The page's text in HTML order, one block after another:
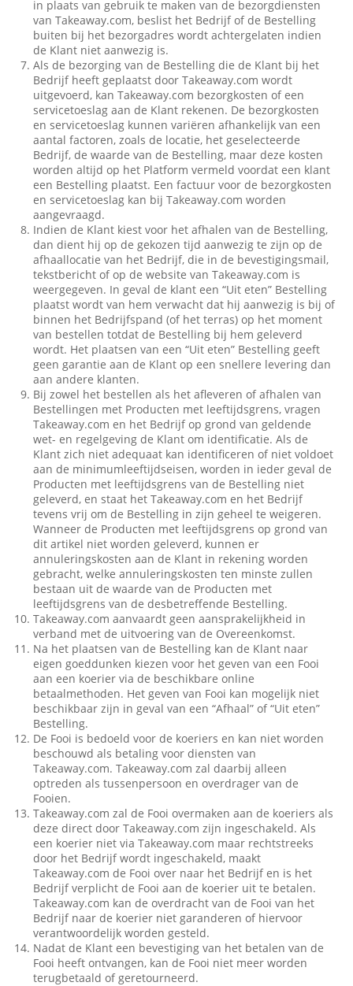
in plaats van gebruik te maken van de bezorgdiensten
van Takeaway.com, beslist het Bedrijf of de Bestelling
buiten bij het bezorgadres wordt achtergelaten indien
de Klant niet aanwezig is.
Als de bezorging van de Bestelling die de Klant bij het
Bedrijf heeft geplaatst door Takeaway.com wordt
uitgevoerd, kan Takeaway.com bezorgkosten of een
servicetoeslag aan de Klant rekenen. De bezorgkosten
en servicetoeslag kunnen variëren afhankelijk van een
aantal factoren, zoals de locatie, het geselecteerde
Bedrijf, de waarde van de Bestelling, maar deze kosten
worden altijd op het Platform vermeld voordat een klant
een Bestelling plaatst. Een factuur voor de bezorgkosten
en servicetoeslag kan bij Takeaway.com worden
aangevraagd.
Indien de Klant kiest voor het afhalen van de Bestelling,
dan dient hij op de gekozen tijd aanwezig te zijn op de
afhaallocatie van het Bedrijf, die in de bevestigingsmail,
tekstbericht of op de website van Takeaway.com is
weergegeven. In geval de klant een “Uit eten” Bestelling
plaatst wordt van hem verwacht dat hij aanwezig is bij of
binnen het Bedrijfspand (of het terras) op het moment
van bestellen totdat de Bestelling bij hem geleverd
wordt. Het plaatsen van een “Uit eten” Bestelling geeft
geen garantie aan de Klant op een snellere levering dan
aan andere klanten.
Bij zowel het bestellen als het afleveren of afhalen van
Bestellingen met Producten met leeftijdsgrens, vragen
Takeaway.com en het Bedrijf op grond van geldende
wet- en regelgeving de Klant om identificatie. Als de
Klant zich niet adequaat kan identificeren of niet voldoet
aan de minimumleeftijdseisen, worden in ieder geval de
Producten met leeftijdsgrens van de Bestelling niet
geleverd, en staat het Takeaway.com en het Bedrijf
tevens vrij om de Bestelling in zijn geheel te weigeren.
Wanneer de Producten met leeftijdsgrens op grond van
dit artikel niet worden geleverd, kunnen er
annuleringskosten aan de Klant in rekening worden
gebracht, welke annuleringskosten ten minste zullen
bestaan uit de waarde van de Producten met
leeftijdsgrens van de desbetreffende Bestelling.
Takeaway.com aanvaardt geen aansprakelijkheid in
verband met de uitvoering van de Overeenkomst.
Na het plaatsen van de Bestelling kan de Klant naar
eigen goeddunken kiezen voor het geven van een Fooi
aan een koerier via de beschikbare online
betaalmethoden. Het geven van Fooi kan mogelijk niet
beschikbaar zijn in geval van een “Afhaal” of “Uit eten”
Bestelling.
De Fooi is bedoeld voor de koeriers en kan niet worden
beschouwd als betaling voor diensten van
Takeaway.com. Takeaway.com zal daarbij alleen
optreden als tussenpersoon en overdrager van de
Fooien.
Takeaway.com zal de Fooi overmaken aan de koeriers als
deze direct door Takeaway.com zijn ingeschakeld. Als
een koerier niet via Takeaway.com maar rechtstreeks
door het Bedrijf wordt ingeschakeld, maakt
Takeaway.com de Fooi over naar het Bedrijf en is het
Bedrijf verplicht de Fooi aan de koerier uit te betalen.
Takeaway.com kan de overdracht van de Fooi van het
Bedrijf naar de koerier niet garanderen of hiervoor
verantwoordelijk worden gesteld.
Nadat de Klant een bevestiging van het betalen van de
Fooi heeft ontvangen, kan de Fooi niet meer worden
terugbetaald of geretourneerd.